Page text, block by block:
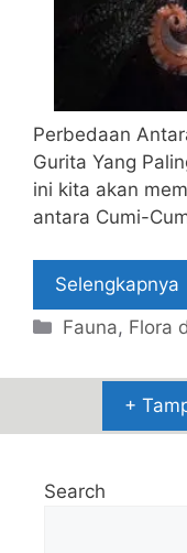
Perbedaan
Gurita Yang
ini kita akan
antara Cumi-
Selengkapnya
Categories
Fauna, Flora
+
Search